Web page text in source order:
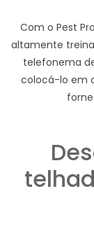
Com o Pest
altamente
telefonema
colocá-lo em